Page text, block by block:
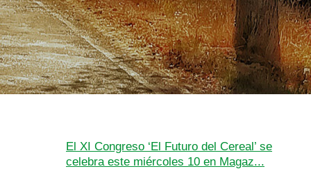
El XI Congreso ‘El Futuro del Cereal’ se
celebra este miércoles 10 en Magaz...